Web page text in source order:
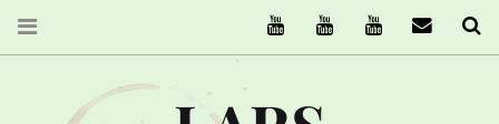
The Ruffcats on Youtube
Stereofysh on Youtube
Oneiro Nautix on
email